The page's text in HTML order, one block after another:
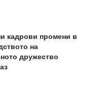
кадрови промени в
на
дружество